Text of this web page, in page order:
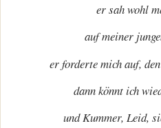
er sah wohl
auf meiner
er forderte mich auf,
dann könnt ich
und Kummer, Leid,